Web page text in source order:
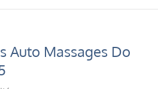
Auto Massages Do